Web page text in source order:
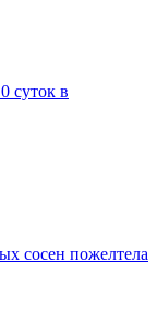
суток в
сосен пожелтела